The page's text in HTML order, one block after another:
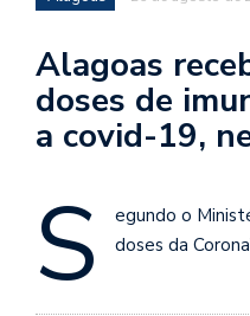
Alagoas
doses de
a covid-19,
S
egundo o
doses da